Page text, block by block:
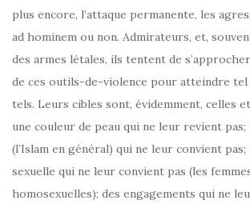
plus encore, l’attaque permanente, les
ad hominem ou non. Admirateurs, et,
des armes létales, ils tentent de
de ces outils-de-violence pour atteindre
tels. Leurs cibles sont, évidemment, celles
une couleur de peau qui ne leur revient
(l’Islam en général) qui ne leur convient
sexuelle qui ne leur convient pas (les
homosexuelles); des engagements qui ne